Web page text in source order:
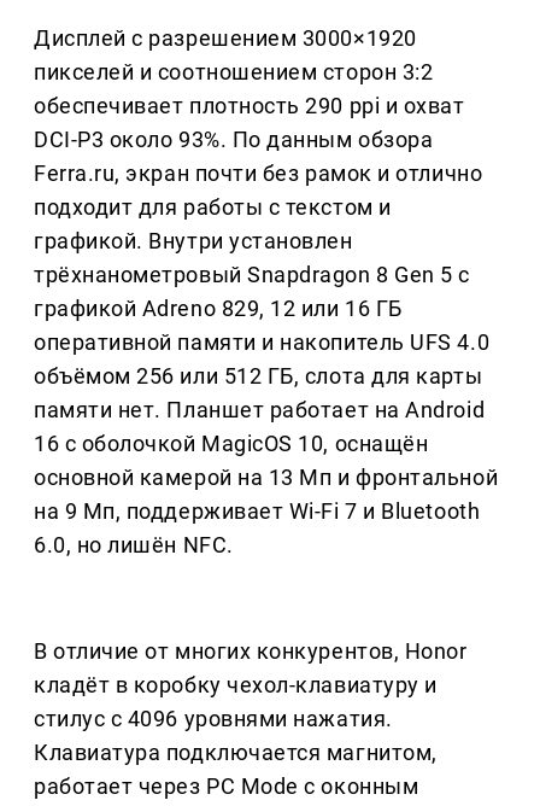
Дисплей с разрешением 3000×1920
пикселей и соотношением сторон 3:2
обеспечивает плотность 290 ppi и охват
DCI-P3 около 93%. По данным обзора
Ferra.ru, экран почти без рамок и отлично
подходит для работы с текстом и
графикой. Внутри установлен
трёхнанометровый Snapdragon 8 Gen 5 с
графикой Adreno 829, 12 или 16 ГБ
оперативной памяти и накопитель UFS 4.0
объёмом 256 или 512 ГБ, слота для карты
памяти нет. Планшет работает на Android
16 с оболочкой MagicOS 10, оснащён
основной камерой на 13 Мп и фронтальной
на 9 Мп, поддерживает Wi-Fi 7 и Bluetooth
6.0, но лишён NFC.
В отличие от многих конкурентов, Honor
кладёт в коробку чехол-клавиатуру и
стилус с 4096 уровнями нажатия.
Клавиатура подключается магнитом,
работает через PC Mode с оконным